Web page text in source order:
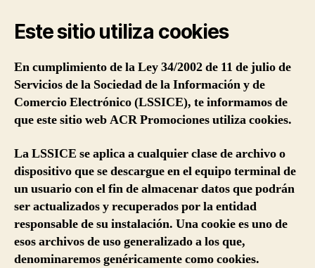
Este sitio utiliza cookies
En cumplimiento de la Ley 34/2002 de 11 de julio de
Servicios de la Sociedad de la Información y de
Comercio Electrónico (LSSICE), te informamos de
que este sitio webACR Promocionesutiliza cookies.
La LSSICE se aplica a cualquier clase de archivo o
dispositivo que se descargue en el equipo terminal de
un usuario con el fin de almacenar datos que podrán
ser actualizados y recuperados por la entidad
responsable de su instalación. Una cookie es uno de
esos archivos de uso generalizado a los que,
denominaremos genéricamente como cookies.